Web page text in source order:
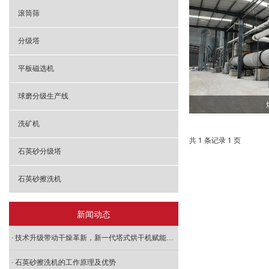
共 1 条记录 1 页
滚筒筛
分级塔
平板磁选机
球磨分级生产线
洗矿机
石英砂分级塔
石英砂擦洗机
新闻动态
技术升级带动干燥革新，新一代塔式烘干机赋能加速生产
石英砂擦洗机的工作原理及优势